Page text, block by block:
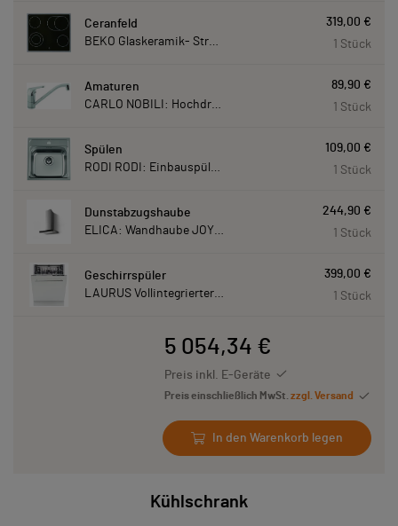
Kühlschrank
Ceranfeld
BEKO Glaskeramik- Strahlungskochfeld EH 9641 XHN, herdgebunden EH9641XHN
319,00 €
1 Stück
Amaturen
CARLO NOBILI: Hochdruck- Einhebelmischbatterie Blue, Mischbatterie verchromt 17770
89,90 €
1 Stück
Spülen
RODI RODI: Einbauspüle New Manaus, Edelstahl 87207
109,00 €
1 Stück
Dunstabzugshaube
ELICA: Wandhaube JOYE 60-A,600 mm breit Edelstahl JOYE60A
244,90 €
1 Stück
Geschirrspüler
LAURUS Vollintegrierter Geschirrspüler LSV60-4, 4 Programme, 815 mm hoch LSV604
399,00 €
1 Stück
5 054,34 €
Preis inkl. E-Geräte
Preis einschließlich MwSt. zzgl. Versand
In den Warenkorb legen